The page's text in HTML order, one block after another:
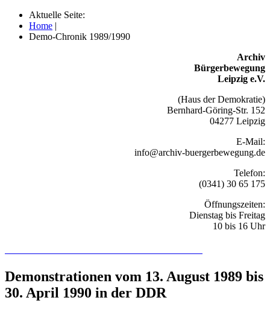
Aktuelle Seite:
Home |
Demo-Chronik 1989/1990
Archiv
Bürgerbewegung
Leipzig e.V.
(Haus der Demokratie)
Bernhard-Göring-Str. 152
04277 Leipzig
E-Mail:
info@archiv-buergerbewegung.de
Telefon:
(0341) 30 65 175
Öffnungszeiten:
Dienstag bis Freitag
10 bis 16 Uhr
Demonstrationen vom 13. August 1989 bis
30. April 1990 in der DDR